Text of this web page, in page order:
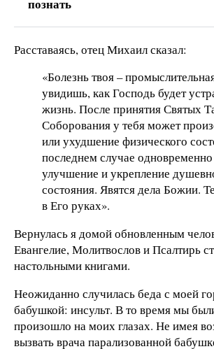
познать
Расставаясь, отец Михаил сказал:
«Болезнь твоя –
увидишь, как Господь будет
жизнь. После принятия Святых
Соборования у тебя может
или ухудшение физического
последнем случае
улучшение и укрепление
состояния. Явятся дела Божии.
в Его руках».
Вернулась я домой обновленным
Евангелие, Молитвослов и Псалтирь
настольными книгами.
Неожиданно случилась беда с моей
бабушкой: инсульт. В то время мы
произошло на моих глазах. Не имея
вызвать врача парализованной